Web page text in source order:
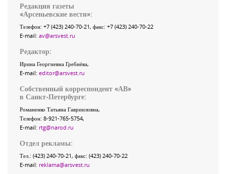
Редакция газеты
«Арсеньевские вести»:
Телефон: +7 (423) 240-70-21, факс: +7 (423) 240-70-22
E-mail: av@arsvest.ru
Редактор:
Ирина Георгиевна Гребнёва,
E-mail: editor@arsvest.ru
Собственный корреспондент «АВ»
в Санкт-Петербурге:
Романенко Татьяна Гаврииловна,
Телефон: 8-921-765-5754,
E-mail: rtg@narod.ru
Отдел рекламы:
Тел.: (423) 240-70-21, факс: (423) 240-70-22
E-mail: reklama@arsvest.ru